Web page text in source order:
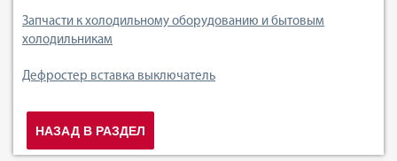
Запчасти к холодильному оборудованию и бытовым
холодильникам
Дефростер вставка выключатель
НАЗАД В РАЗДЕЛ